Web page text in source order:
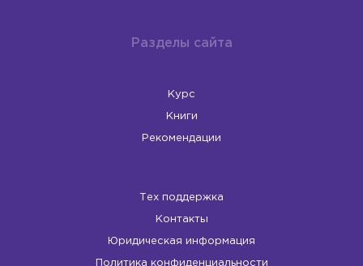
Разделы сайта
Курс
Книги
Рекомендации
Тех поддержка
Контакты
Юридическая информация
Политика конфиденциальности